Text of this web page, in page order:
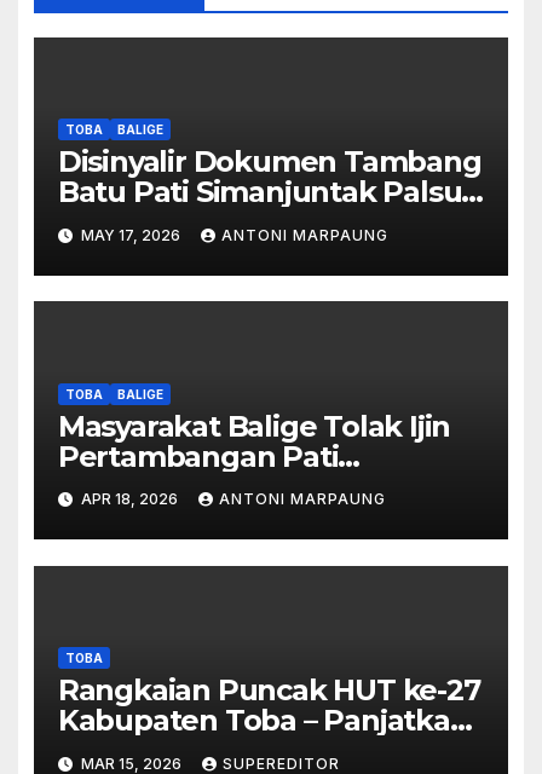
TOBA BALIGE
Disinyalir Dokumen Tambang
Batu Pati Simanjuntak Palsu –
Jerry Manurung : Tambang
Tidak Berada Di DTA –
Frengki Pardede : Kami Tidak
Miliki Peta DTA – Tanda
MAY 17, 2026 ANTONI MARPAUNG
TOBA BALIGE
Masyarakat Balige Tolak Ijin
Pertambangan Pati
Simanjuntak – btc Akan
Investigasi Proses Perijinan
APR 18, 2026 ANTONI MARPAUNG
TOBA
Rangkaian Puncak HUT ke-27
Kabupaten Toba – Panjatkan
Doa Untuk Kesejahteraan
MAR 15, 2026 SUPEREDITOR